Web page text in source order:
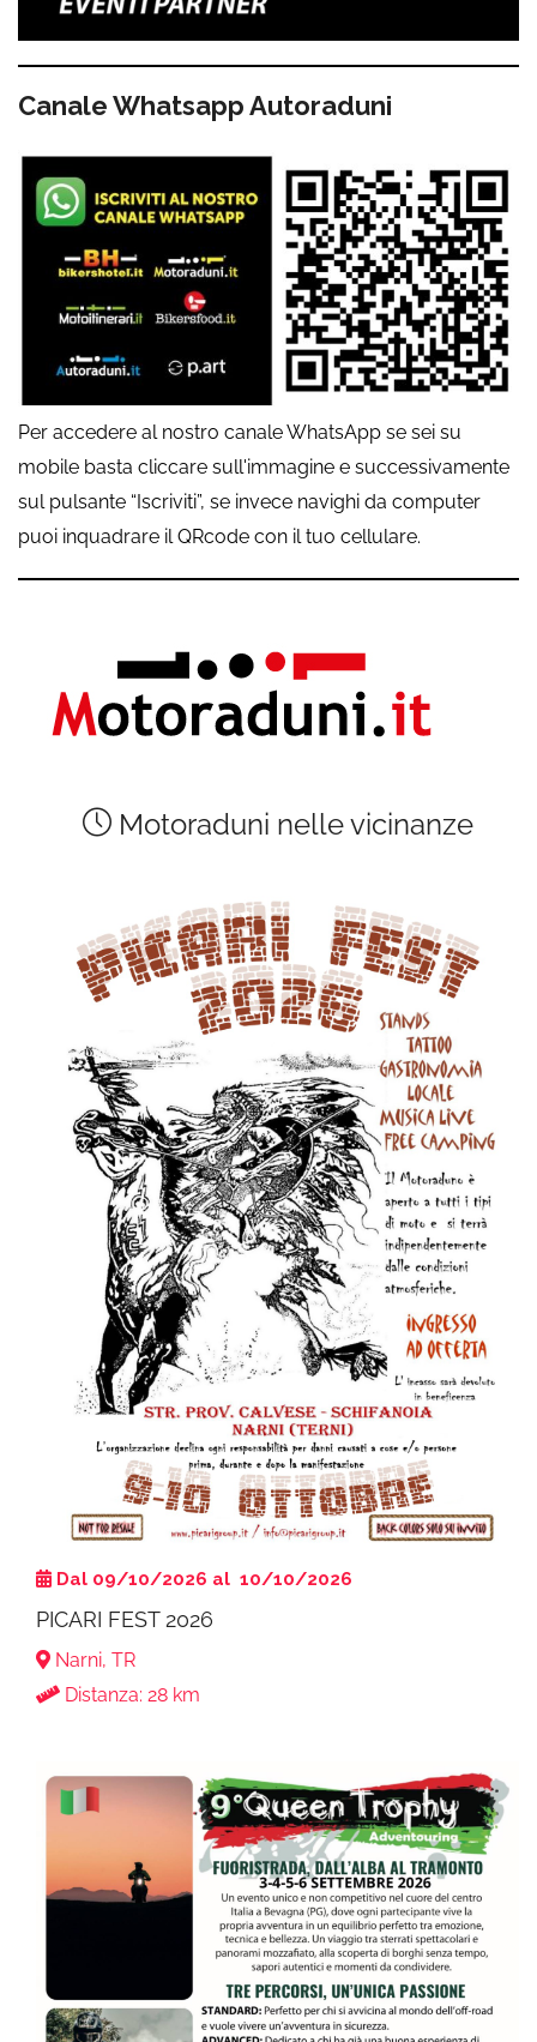
Canale Whatsapp Autoraduni
Per accedere al nostro canale WhatsApp se sei su
mobile basta cliccare sull'immagine e successivamente
sul pulsante “Iscriviti”, se invece navighi da computer
puoi inquadrare il QRcode con il tuo cellulare.
Motoraduni nelle vicinanze
Dal 09/10/2026 al 10/10/2026
PICARI FEST 2026
Narni, TR
Distanza: 28 km